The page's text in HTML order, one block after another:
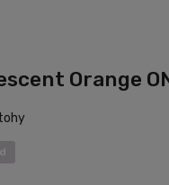
Orange